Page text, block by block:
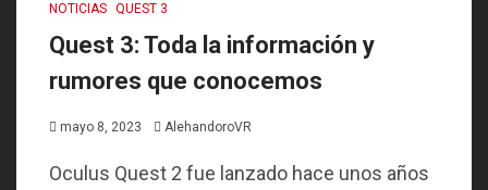
NOTICIAS QUEST 3
Quest 3: Toda la información y
rumores que conocemos
mayo 8, 2023 AlehandoroVR
Oculus Quest 2 fue lanzado hace unos años